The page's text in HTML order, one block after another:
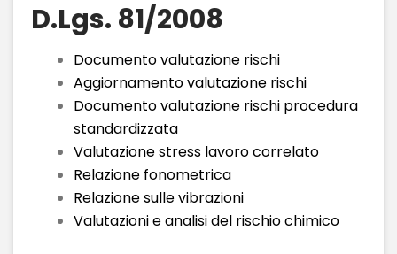
D.Lgs. 81/2008
Documento valutazione rischi
Aggiornamento valutazione rischi
Documento valutazione rischi procedura
standardizzata
Valutazione stress lavoro correlato
Relazione fonometrica
Relazione sulle vibrazioni
Valutazioni e analisi del rischio chimico